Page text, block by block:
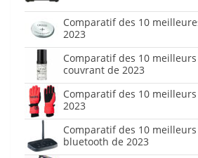
Comparatif des 10
2023
Comparatif des 10
couvrant de 2023
Comparatif des 10
2023
Comparatif des 10
bluetooth de 2023